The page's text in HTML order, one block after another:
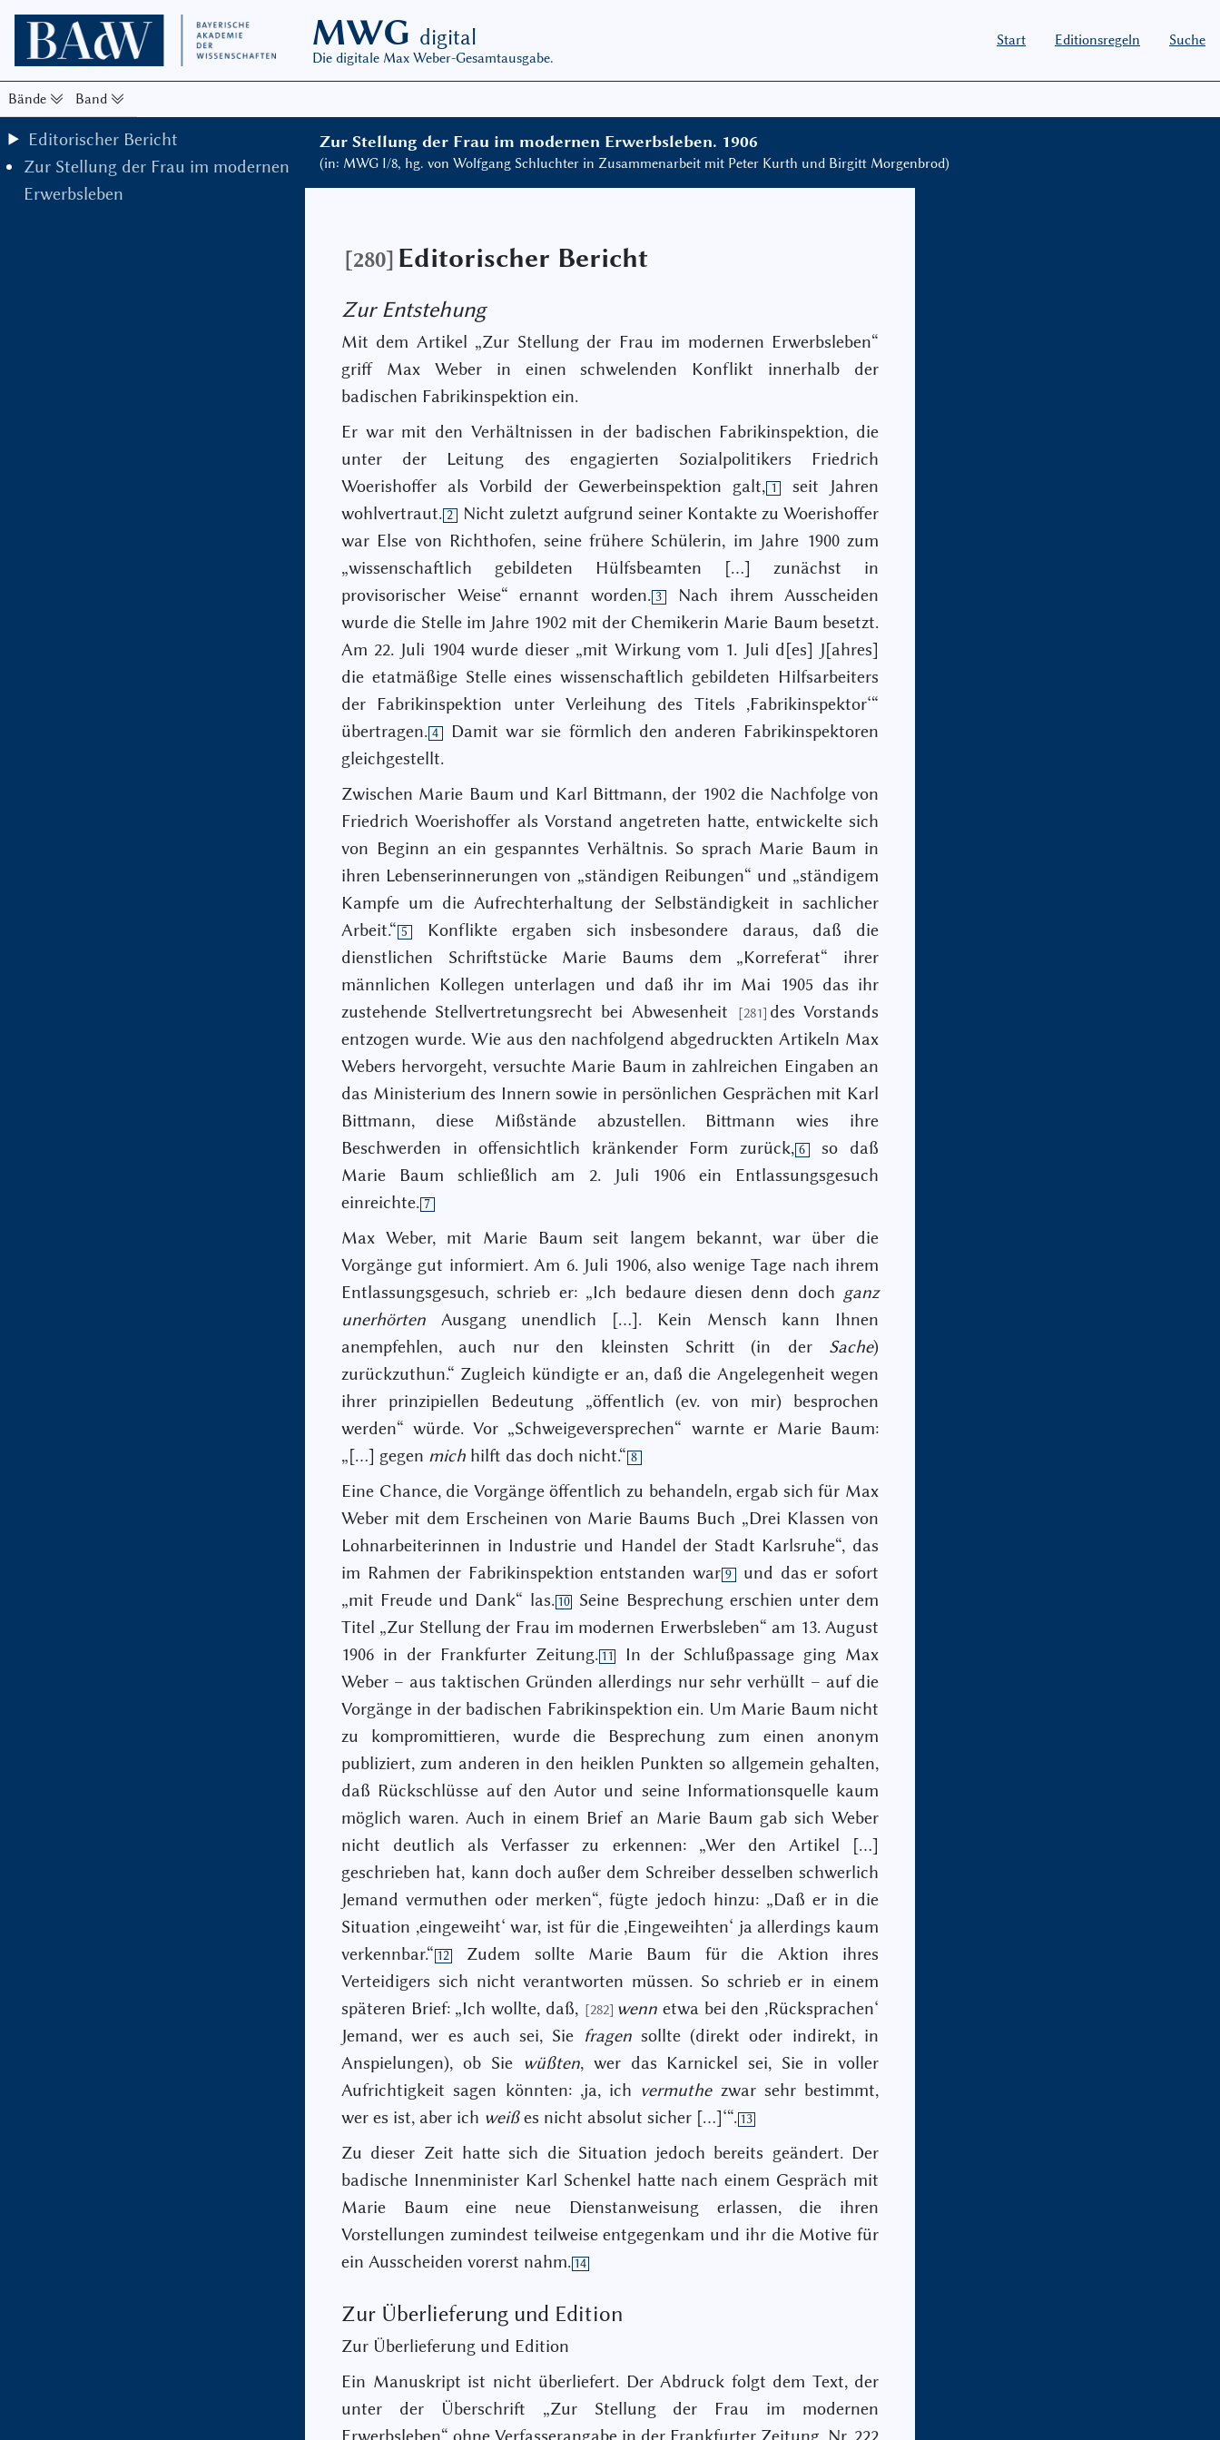
MWG digital
Die digitale Max Weber-Gesamtausgabe.
Start Editionsregeln Suche
Bände Band
Editorischer Bericht
Zur Stellung der Frau im modernen
Erwerbsleben
Zur Stellung der Frau im modernen Erwerbsleben. 1906
(in: MWG I/8, hg. von Wolfgang Schluchter in Zusammenarbeit mit Peter Kurth und Birgitt Morgenbrod)
[280] Editorischer Bericht
Zur Entstehung
Mit dem Artikel „Zur Stellung der Frau im modernen Erwerbsleben“
griff Max Weber in einen schwelenden Konflikt innerhalb der
badischen Fabrikinspektion ein.
Er war mit den Verhältnissen in der badischen Fabrikinspektion, die
unter der Leitung des engagierten Sozialpolitikers Friedrich
Woerishoffer als Vorbild der Gewerbeinspektion galt, 1
seit Jahren
wohlvertraut. 2
Nicht zuletzt aufgrund seiner Kontakte zu Woerishoffer
war Else von Richthofen, seine frühere Schülerin, im Jahre 1900 zum
„wissenschaftlich gebildeten Hülfsbeamten […] zunächst in
provisorischer Weise“ ernannt worden. 3
Nach ihrem Ausscheiden
wurde die Stelle im Jahre 1902 mit der Chemikerin Marie Baum besetzt.
Am 22. Juli 1904 wurde dieser „mit Wirkung vom 1. Juli d[es] J[ahres]
die etatmäßige Stelle eines wissenschaftlich gebildeten Hilfsarbeiters
der Fabrikinspektion unter Verleihung des Titels ,Fabrikinspektor‘“
übertragen. 4
Damit war sie förmlich den anderen Fabrikinspektoren
gleichgestellt.
Zwischen Marie Baum und Karl Bittmann, der 1902 die Nachfolge von
Friedrich Woerishoffer als Vorstand angetreten hatte, entwickelte sich
von Beginn an ein gespanntes Verhältnis. So sprach Marie Baum in
ihren Lebenserinnerungen von „ständigen Reibungen“ und „ständigem
Kampfe um die Aufrechterhaltung der Selbständigkeit in sachlicher
Arbeit.“ 5
Konflikte ergaben sich insbesondere daraus, daß die
dienstlichen Schriftstücke Marie Baums dem „Korreferat“ ihrer
männlichen Kollegen unterlagen und daß ihr im Mai 1905 das ihr
zustehende Stellvertretungsrecht bei Abwesenheit
[281] des Vorstands
entzogen wurde. Wie aus den nachfolgend abgedruckten Artikeln Max
Webers hervorgeht, versuchte Marie Baum in zahlreichen Eingaben an
das Ministerium des Innern sowie in persönlichen Gesprächen mit Karl
Bittmann, diese Mißstände abzustellen. Bittmann wies ihre
Beschwerden in offensichtlich kränkender Form zurück, 6
so daß
Marie Baum schließlich am 2. Juli 1906 ein Entlassungsgesuch
einreichte. 7
Max Weber, mit Marie Baum seit langem bekannt, war über die
Vorgänge gut informiert. Am 6. Juli 1906, also wenige Tage nach ihrem
Entlassungsgesuch, schrieb er: „Ich bedaure diesen denn doch ganz
unerhörten Ausgang unendlich […]. Kein Mensch kann Ihnen
anempfehlen, auch nur den kleinsten Schritt (in der Sache)
zurückzuthun.“ Zugleich kündigte er an, daß die Angelegenheit wegen
ihrer prinzipiellen Bedeutung „öffentlich (ev. von mir) besprochen
werden“ würde. Vor „Schweigeversprechen“ warnte er Marie Baum:
„[…] gegen mich hilft das doch nicht.“ 8
Eine Chance, die Vorgänge öffentlich zu behandeln, ergab sich für Max
Weber mit dem Erscheinen von Marie Baums Buch „Drei Klassen von
Lohnarbeiterinnen in Industrie und Handel der Stadt Karlsruhe“, das
im Rahmen der Fabrikinspektion entstanden war 9
und das er sofort
„mit Freude und Dank“ las. 10
Seine Besprechung erschien unter dem
Titel „Zur Stellung der Frau im modernen Erwerbsleben“ am 13. August
1906 in der Frankfurter Zeitung. 11
In der Schlußpassage ging Max
Weber – aus taktischen Gründen allerdings nur sehr verhüllt – auf die
Vorgänge in der badischen Fabrikinspektion ein. Um Marie Baum nicht
zu kompromittieren, wurde die Besprechung zum einen anonym
publiziert, zum anderen in den heiklen Punkten so allgemein gehalten,
daß Rückschlüsse auf den Autor und seine Informationsquelle kaum
möglich waren. Auch in einem Brief an Marie Baum gab sich Weber
nicht deutlich als Verfasser zu erkennen: „Wer den Artikel […]
geschrieben hat, kann doch außer dem Schreiber desselben schwerlich
Jemand vermuthen oder merken“, fügte jedoch hinzu: „Daß er in die
Situation ,eingeweiht‘ war, ist für die ,Eingeweihten‘ ja allerdings kaum
verkennbar.“ 12
Zudem sollte Marie Baum für die Aktion ihres
Verteidigers sich nicht verantworten müssen. So schrieb er in einem
späteren Brief: „Ich wollte, daß, [282] wenn etwa bei den ,Rücksprachen‘
Jemand, wer es auch sei, Sie fragensollte (direkt oder indirekt, in
Anspielungen), ob Sie wüßten, wer das Karnickel sei, Sie in voller
Aufrichtigkeit sagen könnten: ,ja, ich vermuthezwar sehr bestimmt,
wer es ist, aber ich weißes nicht absolut sicher […]‘“. 13
Zu dieser Zeit hatte sich die Situation jedoch bereits geändert. Der
badische Innenminister Karl Schenkel hatte nach einem Gespräch mit
Marie Baum eine neue Dienstanweisung erlassen, die ihren
Vorstellungen zumindest teilweise entgegenkam und ihr die Motive für
ein Ausscheiden vorerst nahm. 14
Zur Überlieferung und Edition
Zur Überlieferung und Edition
Ein Manuskript ist nicht überliefert. Der Abdruck folgt dem Text, der
unter der Überschrift „Zur Stellung der Frau im modernen
Erwerbsleben“ ohne Verfasserangabe in der Frankfurter Zeitung, Nr. 222